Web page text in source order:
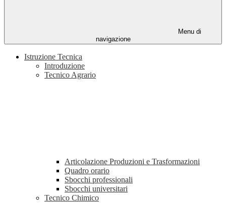
Menu di
navigazione
Istruzione Tecnica
Introduzione
Tecnico Agrario
Articolazione Produzioni e Trasformazioni
Quadro orario
Sbocchi professionali
Sbocchi universitari
Tecnico Chimico